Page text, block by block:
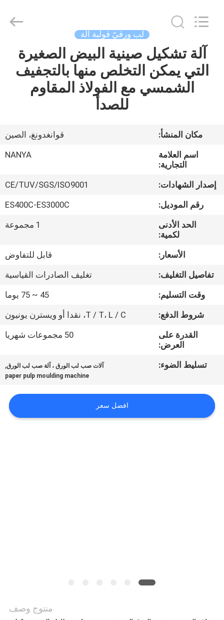
الصفحة
الرئيسية
أشرطة
فيديو
عرض
الواقع
الافتراضي
معلومات
جولة
المعمل
مراقبة
اتصل
Equipment
لب ورقيّ قولبة آلة
آلة تشكيل صينية البيض الصغيرة
التي يمكن التخلص منها بالتجفيف
الشمسي مع الفولاذ المقاوم
للصدأ
مكان المنشأ:
قوانغدونغ، الصين
اسم العلامة
التجارية:
NANYA
إصدار الشهادات:
CE/TUV/SGS/ISO9001
رقم الموديل:
ES400C-ES3000C
الحد الأدنى
لكمية:
1 مجموعة
الأسعار:
قابل للتفاوض
تفاصيل التغليف:
تغليف الصادرات القياسية
وقت التسليم:
45 ~ 75 يوما
شروط الدفع:
T / T، L / C، نقدا أو ويسترن يونيون
القدرة على
العرض:
50 مجموعات شهريا
تسليط الضوء: آلات صب لب الورق ، آلة صب لب الورق,
paper pulp moulding machine
افضل سعر
منتوج وصف